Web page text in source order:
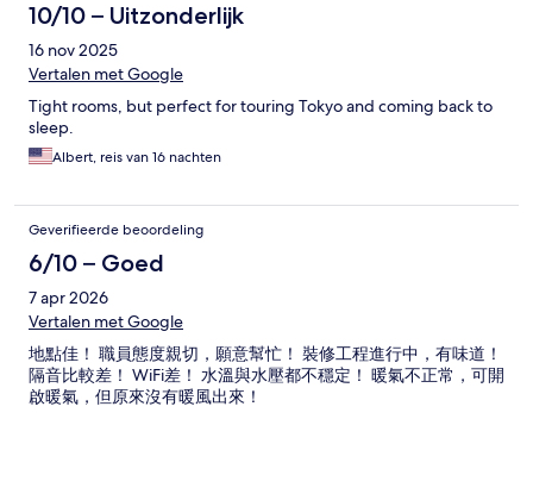
10/10 – Uitzonderlijk
16 nov 2025
Vertalen met Google
Tight rooms, but perfect for touring Tokyo and coming back to
sleep.
Albert, reis van 16 nachten
Geverifieerde beoordeling
6/10 – Goed
7 apr 2026
Vertalen met Google
地點佳！ 職員態度親切，願意幫忙！ 裝修工程進行中，有味道！
隔音比較差！ WiFi差！ 水溫與水壓都不穩定！ 暖氣不正常，可開
啟暖氣，但原來沒有暖風出來！